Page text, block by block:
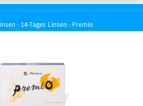
1 Packung mit 6 Kontaktlinsen - 14-Tages Linsen - Premio